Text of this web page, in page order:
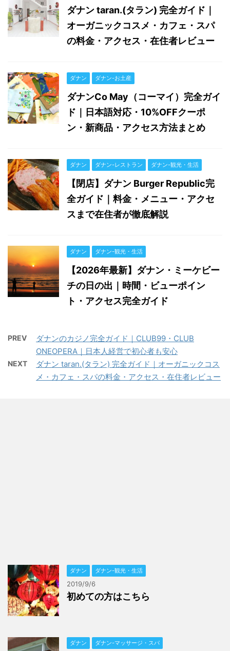
ダナン taran.(タラン) 完全ガイド｜
オーガニックコスメ・カフェ・スパ
の料金・アクセス・在住者レビュー
ダナン ダナン-お土産
ダナンCo May（コーマイ）完全ガイ
ド｜日本語対応・10%OFFクーポ
ン・新商品・アクセス方法まとめ
ダナン ダナン-レストラン ダナン-観光・生活
【閉店】ダナン Burger Republic完
全ガイド｜料金・メニュー・アクセ
スまで在住者が徹底解説
ダナン ダナン-観光・生活
【2026年最新】ダナン・ミーケビー
チの日の出｜時間・ビューポイン
ト・アクセス完全ガイド
PREV
ダナンのカジノ完全ガイド｜CLUB99・CLUB
ONEOPERA｜日本人経営で初心者も安心
NEXT
ダナン taran.(タラン) 完全ガイド｜オーガニックコス
メ・カフェ・スパの料金・アクセス・在住者レビュー
ダナン ダナン-観光・生活
2019/9/6
初めての方はこちら
ダナン ダナン-マッサージ・スパ